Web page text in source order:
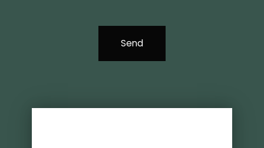
Send